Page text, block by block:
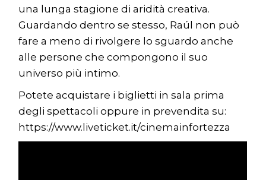
una lunga stagione di aridità creativa.
Guardando dentro se stesso, Raúl non può
fare a meno di rivolgere lo sguardo anche
alle persone che compongono il suo
universo più intimo.
Potete acquistare i biglietti in sala prima
degli spettacoli oppure in prevendita su:
https://www.liveticket.it/cinemainfortezza